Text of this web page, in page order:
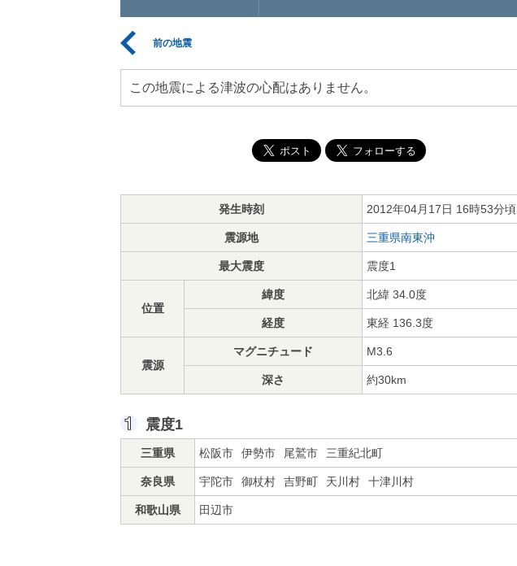
前の地震
この地震による津波の心配はありません。
発生時刻 2012年04月17日 16時53分頃
震源地 三重県南東沖
最大震度 震度1
位置
緯度 北緯 34.0度
経度 東経 136.3度
震源
マグニチュード M3.6
深さ 約30km
震度1
三重県 松阪市 伊勢市 尾鷲市 三重紀北町
奈良県 宇陀市 御杖村 吉野町 天川村 十津川村
和歌山県 田辺市